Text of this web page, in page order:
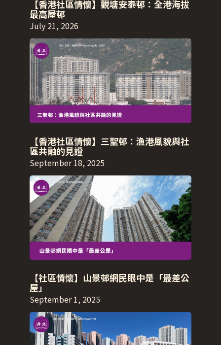
【香港社區情懷】觀塘安泰邨：全港海拔
最高屋邨
July 21, 2026
【香港社區情懷】三聖邨：漁港風貌與社
區共融的見證
September 18, 2025
【社區情懷】山景邨網民眼中是「最差公
屋」
September 1, 2025